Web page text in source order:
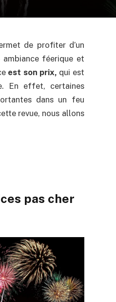
de profiter d’un
féerique et
est son prix, qui est
En effet, certaines
dans un feu
revue, nous allons
pas cher